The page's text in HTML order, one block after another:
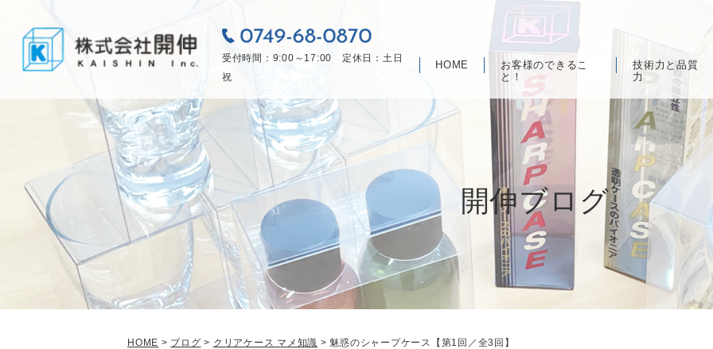
受付時間：9:00～17:00 定休日：土日
祝
HOME
お客様のできるこ
と！
技術力と品質
力
開伸ブログ
HOME > ブログ > クリアケース マメ知識 > 魅惑のシャープケース【第1回／全3回】